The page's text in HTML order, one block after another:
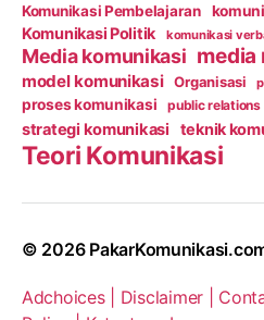
Komunikasi Pembelajaran
Komunikasi Politik komunikasi
Media komunikasi media
model komunikasi Organisasi
proses komunikasi public relations
strategi komunikasi teknik
Teori Komunikasi
© 2026
Adchoices | Disclaimer |